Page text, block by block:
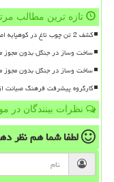
تازه ترین مطالب
کشف 2 تن چوب تاغ در کوهپایه اصفهان طی 24 ساعت اخیر 8 نفر دستگیر شدند
ساخت وساز در جنگل بدون
ساخت وساز در جنگل بدون مجوز
کارگروه پیشرفت فرهنگ صیانت
نظرات بینندگان در
لطفا شما همنظر